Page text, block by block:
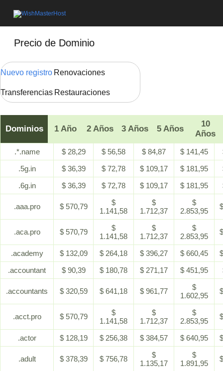
Precio de Dominio
Nuevo registro Renovaciones
Transferencias Restauraciones
Dominios 1 Año 2 Años 3 Años 5 Años
10
Años
.*.name $ 28,29 $ 56,58 $ 84,87 $ 141,45
.5g.in
$ 36,39 $ 72,78 $ 109,17 $ 181,95
.6g.in
$ 36,39 $ 72,78 $ 109,17 $ 181,95
.aaa.pro $ 570,79
$
1.141,58
$
1.712,37
$
2.853,95
.aca.pro $ 570,79
$
1.141,58
$
1.712,37
$
2.853,95
.academy $ 132,09 $ 264,18 $ 396,27 $ 660,45
.accountant
$ 90,39 $ 180,78 $ 271,17 $ 451,95
.accountants $ 320,59 $ 641,18 $ 961,77
$
1.602,95
.acct.pro $ 570,79
$
1.141,58
$
1.712,37
$
2.853,95
.actor $ 128,19 $ 256,38 $ 384,57 $ 640,95
.adult $ 378,39 $ 756,78
$
1.135,17
$
1.891,95